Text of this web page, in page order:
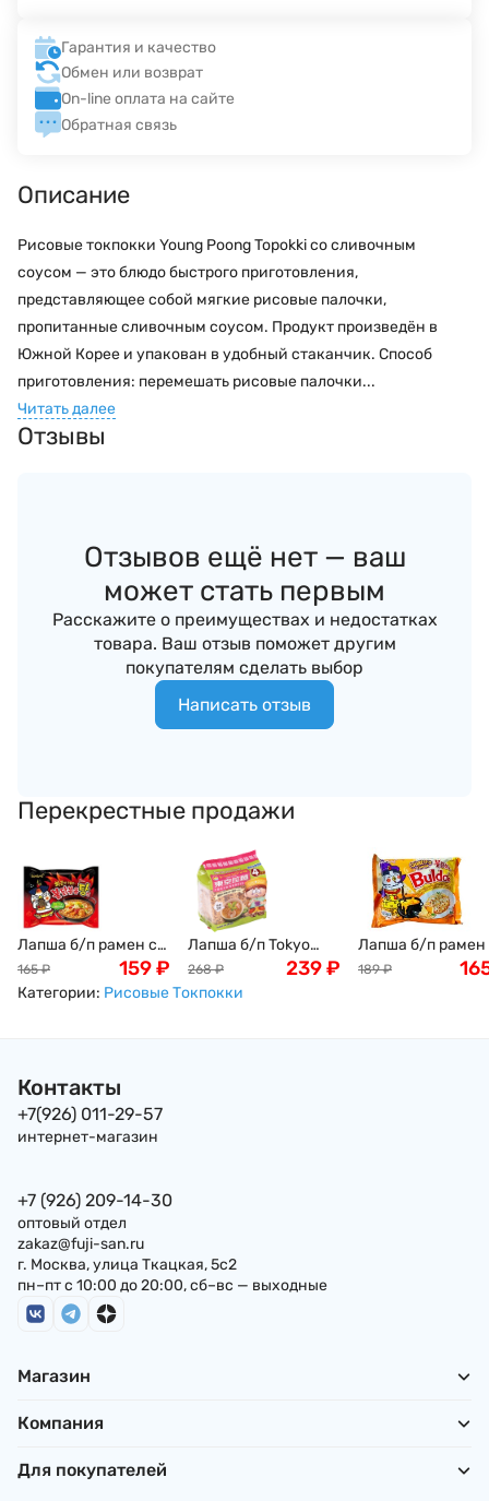
Гарантия и качество
Обмен или возврат
On-line оплата на сайте
Обратная связь
Описание
Рисовые токпокки Young Poong Topokki со сливочным
соусом — это блюдо быстрого приготовления,
представляющее собой мягкие рисовые палочки,
пропитанные сливочным соусом. Продукт произведён в
Южной Корее и упакован в удобный стаканчик. Способ
приготовления: перемешать рисовые палочки...
Читать далее
Отзывы
Отзывов ещё нет — ваш
может стать первым
Расскажите о преимуществах и недостатках
товара. Ваш отзыв поможет другим
покупателям сделать выбор
Написать отзыв
Перекрестные продажи
Лапша б/п рамен со
вкусом острой
курицы рагу
Бульдак (Buldak
165 ₽ 159₽
Лапша б/п Tokyo
Noodle Том-ям по
токийски, Япония
268 ₽ 239₽
Лапша б/п рамен
сыра" с острой
189 ₽
Категории: Рисовые Токпокки
Контакты
+7(926) 011-29-57
интернет-магазин
+7 (926) 209-14-30
оптовый отдел
zakaz@fuji-san.ru
г. Москва, улица Ткацкая, 5с2
пн–пт с 10:00 до 20:00, сб–вс — выходные
Магазин
Компания
Для покупателей